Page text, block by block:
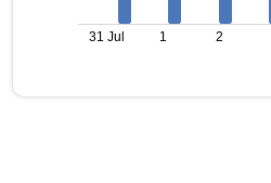
31 Jul 1 2